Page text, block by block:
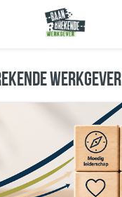
WERKGEVER